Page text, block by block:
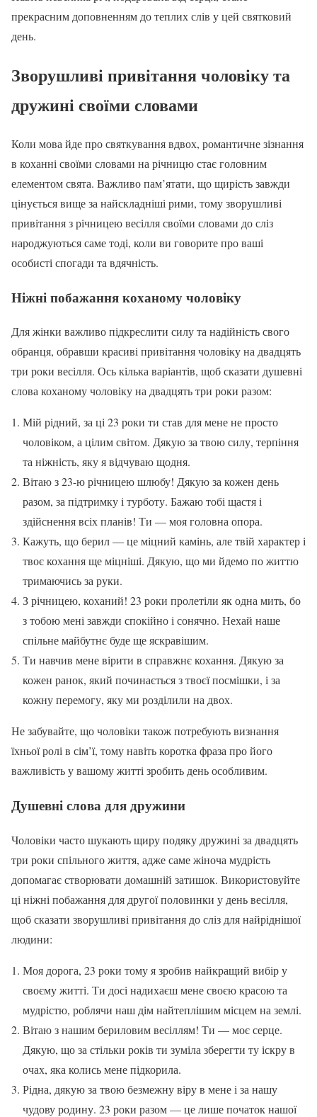
прекрасним доповненням до теплих слів у цей святковий
день.
Зворушливі привітання чоловіку та
дружині своїми словами
Коли мова йде про святкування вдвох, романтичне зізнання
в коханні своїми словами на річницю стає головним
елементом свята. Важливо пам’ятати, що щирість завжди
цінується вище за найскладніші рими, тому зворушливі
привітання з річницею весілля своїми словами до сліз
народжуються саме тоді, коли ви говорите про ваші
особисті спогади та вдячність.
Ніжні побажання коханому чоловіку
Для жінки важливо підкреслити силу та надійність свого
обранця, обравши красиві привітання чоловіку на двадцять
три роки весілля. Ось кілька варіантів, щоб сказати душевні
слова коханому чоловіку на двадцять три роки разом:
Мій рідний, за ці 23 роки ти став для мене не просто
чоловіком, а цілим світом. Дякую за твою силу, терпіння
та ніжність, яку я відчуваю щодня.
Вітаю з 23-ю річницею шлюбу! Дякую за кожен день
разом, за підтримку і турботу. Бажаю тобі щастя і
здійснення всіх планів! Ти — моя головна опора.
Кажуть, що берил — це міцний камінь, але твій характер і
твоє кохання ще міцніші. Дякую, що ми йдемо по життю
тримаючись за руки.
З річницею, коханий! 23 роки пролетіли як одна мить, бо
з тобою мені завжди спокійно і сонячно. Нехай наше
спільне майбутнє буде ще яскравішим.
Ти навчив мене вірити в справжнє кохання. Дякую за
кожен ранок, який починається з твоєї посмішки, і за
кожну перемогу, яку ми розділили на двох.
Не забувайте, що чоловіки також потребують визнання
їхньої ролі в сім’ї, тому навіть коротка фраза про його
важливість у вашому житті зробить день особливим.
Душевні слова для дружини
Чоловіки часто шукають щиру подяку дружині за двадцять
три роки спільного життя, адже саме жіноча мудрість
допомагає створювати домашній затишок. Використовуйте
ці ніжні побажання для другої половинки у день весілля,
щоб сказати зворушливі привітання до сліз для найріднішої
людини:
Моя дорога, 23 роки тому я зробив найкращий вибір у
своєму житті. Ти досі надихаєш мене своєю красою та
мудрістю, роблячи наш дім найтеплішим місцем на землі.
Вітаю з нашим бериловим весіллям! Ти — моє серце.
Дякую, що за стільки років ти зуміла зберегти ту іскру в
очах, яка колись мене підкорила.
Рідна, дякую за твою безмежну віру в мене і за нашу
чудову родину. 23 роки разом — це лише початок нашої